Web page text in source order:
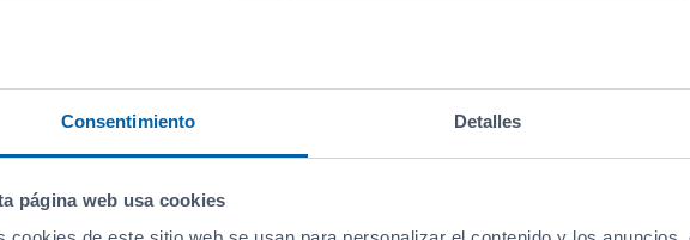
Consentimiento Detalles
página web usa cookies
- 1.000€